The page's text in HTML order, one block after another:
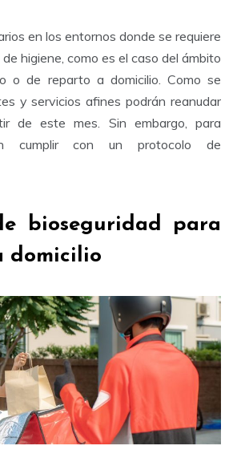
en los entornos donde se requiere
higiene, como es el caso del ámbito
o de reparto a domicilio. Como se
y servicios afines podrán reanudar
de este mes. Sin embargo, para
cumplir con un protocolo de
bioseguridad para
domicilio